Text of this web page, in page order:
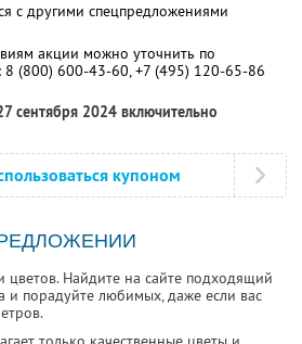
с другими спецпредложениями
акции можно уточнить по
8 (800) 600-43-60, +7 (495) 120-65-86
сентября 2024 включительно
купоном
цветов. Найдите на сайте подходящий
и порадуйте любимых, даже если вас